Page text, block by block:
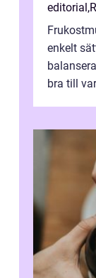
editorial,
enkelt
bra till